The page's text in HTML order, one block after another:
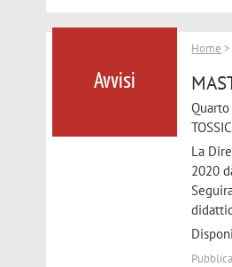
Avvisi
Home
La
2020